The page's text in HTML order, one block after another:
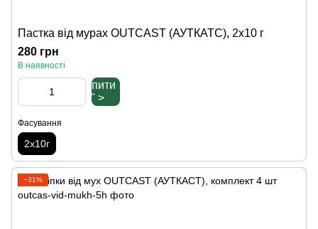
Пастка від мурах OUTCAST (АУТКАТС), 2х10 г
280 грн
В наявності
Купити
" >
Фасування
2х10г
−31%